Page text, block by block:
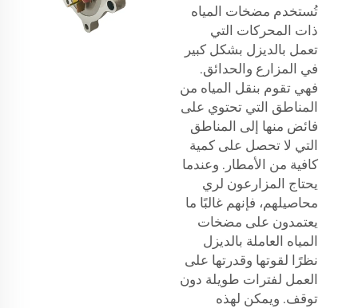
تُستخدم مضخات المياه
ذات المحركات التي
تعمل بالديزل بشكل كبير
في المزارع والحدائق.
فهي تقوم بنقل المياه من
المناطق التي تحتوي على
فائض منها إلى المناطق
التي لا تحصل على كمية
كافية من الأمطار. وعندما
يحتاج المزارعون لري
محاصيلهم، فإنهم غالبًا ما
يعتمدون على مضخات
المياه العاملة بالديزل
نظرًا لقوتها وقدرتها على
العمل لفترات طويلة دون
توقف. ويمكن لهذه